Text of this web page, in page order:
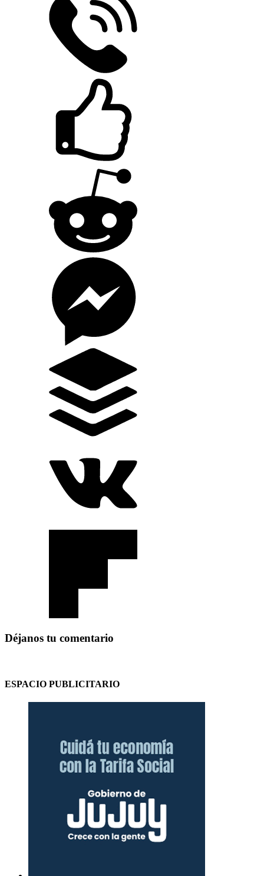
Déjanos tu comentario
ESPACIO PUBLICITARIO